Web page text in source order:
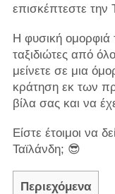
επισκέπτεστε την
Η φυσική ομορφιά
ταξιδιώτες από
μείνετε σε μια
κράτηση εκ των
βίλα σας και να
Είστε έτοιμοι να
Ταϊλάνδη; 😎
Περιεχόμενα